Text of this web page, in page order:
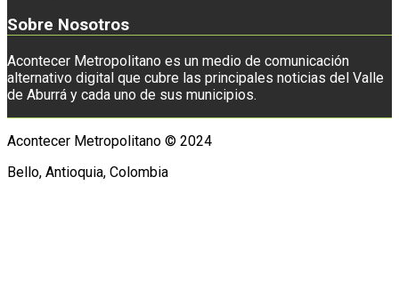
Sobre Nosotros
Acontecer Metropolitano es un medio de comunicación
alternativo digital que cubre las principales noticias del Valle
de Aburrá y cada uno de sus municipios.
Acontecer Metropolitano © 2024
Bello, Antioquia, Colombia